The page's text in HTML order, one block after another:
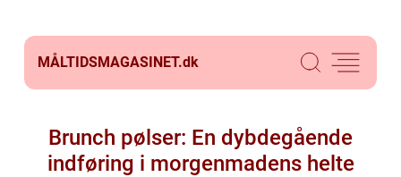
MÅLTIDSMAGASINET.dk
Brunch pølser: En dybdegående
indføring i morgenmadens helte